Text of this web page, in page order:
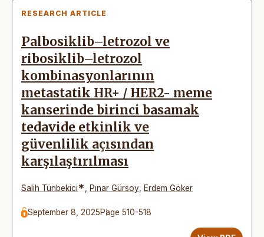
RESEARCH ARTICLE
Palbosiklib–letrozol ve
ribosiklib–letrozol
kombinasyonlarının
metastatik HR+ / HER2- meme
kanserinde birinci basamak
tedavide etkinlik ve
güvenlilik açısından
karşılaştırılması
Salih Tünbekici* Pınar Gürsoy Erdem Göker
September 8, 2025Page 510-518